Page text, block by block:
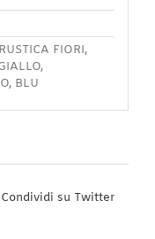
FIORI,
BLU
Condividi su Twitter